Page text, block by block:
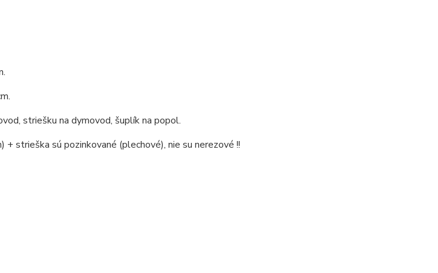
striešku na dymovod, šuplík na popol.
+ strieška sú pozinkované (plechové), nie su nerezové !!